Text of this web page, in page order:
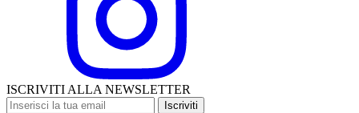
ISCRIVITI ALLA NEWSLETTER
Iscriviti